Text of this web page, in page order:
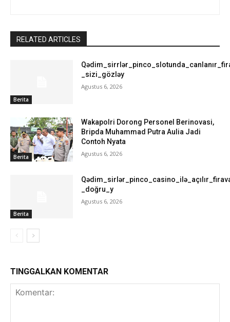
RELATED ARTICLES
Berita
_sizi_gözləy
Agustus 6, 2026
Berita
Wakapolri Dorong Personel Berinovasi,
Bripda Muhammad Putra Aulia Jadi
Contoh Nyata
Agustus 6, 2026
Berita
_doğru_y
Agustus 6, 2026
TINGGALKAN KOMENTAR